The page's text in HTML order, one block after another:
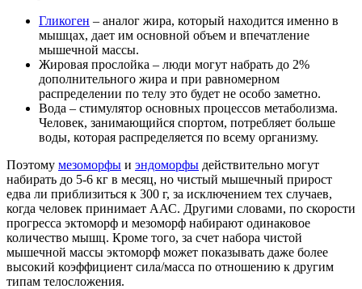
Гликоген – аналог жира, который находится именно в
мышцах, дает им основной объем и впечатление
мышечной массы.
Жировая прослойка – люди могут набрать до 2%
дополнительного жира и при равномерном
распределении по телу это будет не особо заметно.
Вода – стимулятор основных процессов метаболизма.
Человек, занимающийся спортом, потребляет больше
воды, которая распределяется по всему организму.
Поэтому мезоморфы и эндоморфы действительно могут
набирать до 5-6 кг в месяц, но чистый мышечный прирост
едва ли приблизиться к 300 г, за исключением тех случаев,
когда человек принимает ААС. Другими словами, по скорости
прогресса эктоморф и мезоморф набирают одинаковое
количество мышц. Кроме того, за счет набора чистой
мышечной массы эктоморф может показывать даже более
высокий коэффициент сила/масса по отношению к другим
типам телосложения.